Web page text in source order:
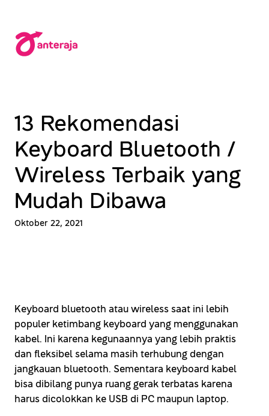
konten
13 Rekomendasi
Keyboard Bluetooth /
Wireless Terbaik yang
Mudah Dibawa
Oktober 22, 2021
Keyboard bluetooth atau wireless saat ini lebih
populer ketimbang keyboard yang menggunakan
kabel. Ini karena kegunaannya yang lebih praktis
dan fleksibel selama masih terhubung dengan
jangkauan bluetooth. Sementara keyboard kabel
bisa dibilang punya ruang gerak terbatas karena
harus dicolokkan ke USB di PC maupun laptop.